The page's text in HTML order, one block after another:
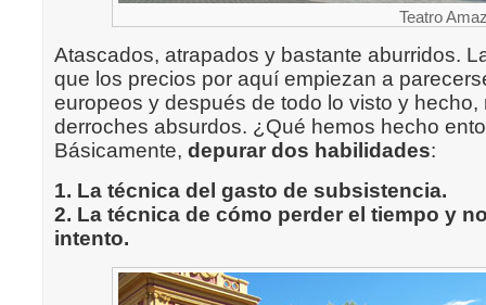
Teatro
Atascados, atrapados y bastante aburridos.
que los precios por aquí empiezan a
europeos y después de todo lo visto y
derroches absurdos. ¿Qué hemos hecho
Básicamente, depurar dos habilidades:
1. La técnica del gasto de subsistencia.
2. La técnica de cómo perder el tiempo y
intento.